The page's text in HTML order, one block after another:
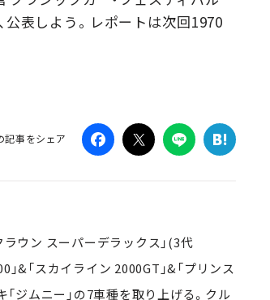
公表しよう。レポートは次回1970
記事をシェア
ウン スーパーデラックス」(3代
&「スカイライン 2000GT」&「プリンス
「ジムニー」の7車種を取り上げる。クル